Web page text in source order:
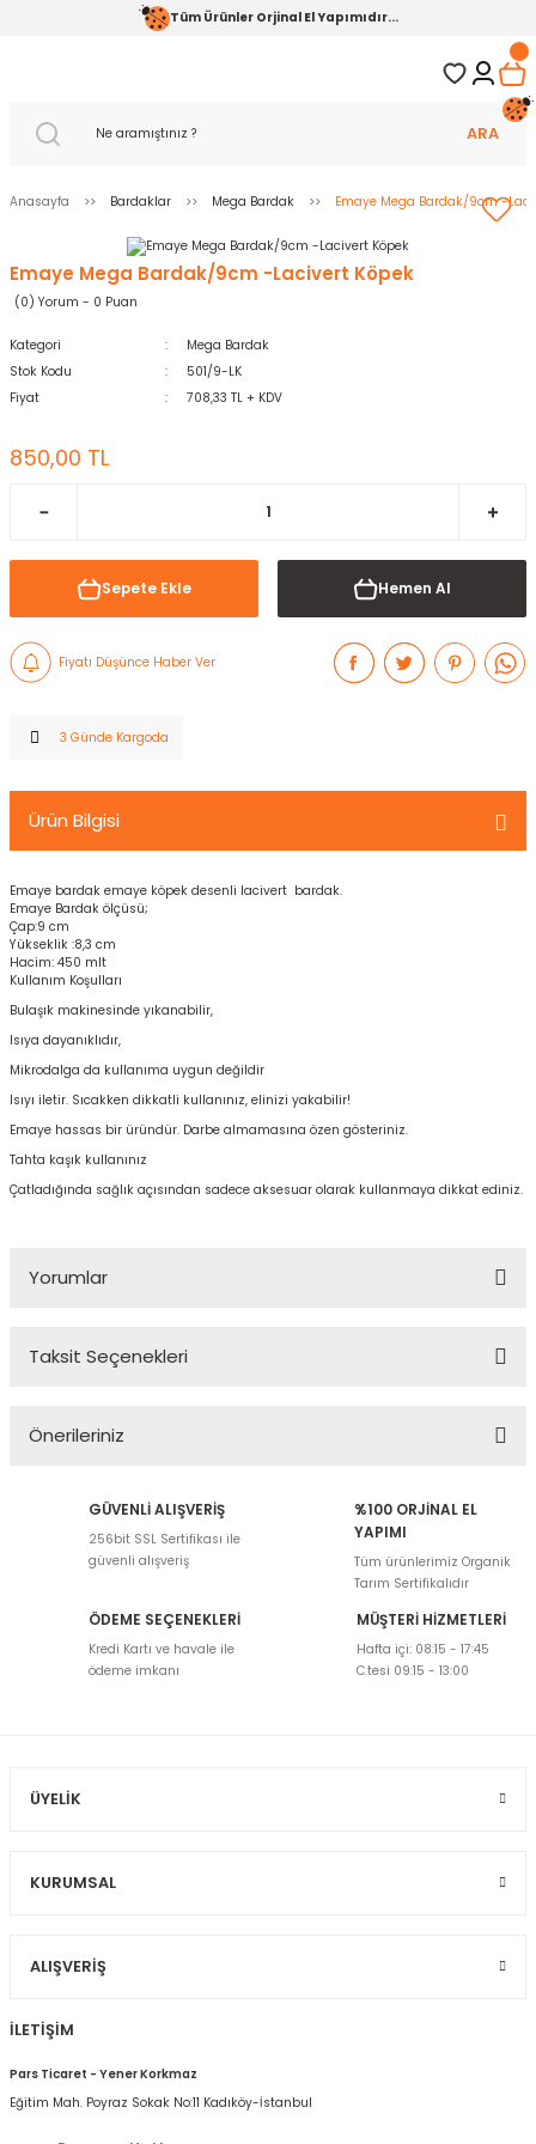
Tüm Ürünler Orjinal El Yapımıdır...
ARA
Anasayfa Bardaklar Mega Bardak Emaye Mega Bardak/9cm -
Emaye Mega Bardak/9cm -Lacivert Köpek
(0) Yorum - 0 Puan
Kategori
Mega Bardak
Stok Kodu
501/9-LK
Fiyat
708,33 TL + KDV
850,00 TL
Sepete Ekle Hemen Al
Fiyatı Düşünce Haber Ver
3 Günde Kargoda
Ürün Bilgisi
Emaye bardak emaye köpek desenli lacivert bardak.
Emaye Bardak ölçüsü;
Çap:9 cm
Yükseklik :8,3 cm
Hacim: 450 mlt
Kullanım Koşulları
Bulaşık makinesinde yıkanabilir,
Isıya dayanıklıdır,
Mikrodalga da kullanıma uygun değildir
Isıyı iletir. Sıcakken dikkatli kullanınız, elinizi yakabilir!
Emaye hassas bir üründür. Darbe almamasına özen gösteriniz.
Tahta kaşık kullanınız
Çatladığında sağlık açısından sadece aksesuar olarak kullanmaya dikkat ediniz.
Yorumlar
Taksit Seçenekleri
Önerileriniz
Bu ürünün fiyat bilgisi, resim, ürün açıklamalarında ve diğer
konularda yetersiz gördüğünüz noktaları öneri formunu kullanarak
tarafımıza iletebilirsiniz.
Görüş ve önerileriniz için teşekkür ederiz.
Ürün resmi kalitesiz, bozuk veya görüntülenemiyor.
Ürün açıklamasında eksik bilgiler bulunuyor.
GÜVENLİ ALIŞVERİŞ
256bit SSL Sertifikası ile
güvenli alışveriş
%100 ORJİNAL EL
YAPIMI
Tüm ürünlerimiz Organik
Tarım Sertifikalıdır
ÖDEME SEÇENEKLERİ
Kredi Kartı ve havale ile
ödeme imkanı
MÜŞTERİ HİZMETLERİ
Hafta içi: 08:15 - 17:45
C.tesi 09:15 - 13:00
ÜYELIK
KURUMSAL
ALIŞVERIŞ
İLETİŞİM
Pars Ticaret - Yener Korkmaz
Eğitim Mah. Poyraz Sokak No:11 Kadıköy-İstanbul